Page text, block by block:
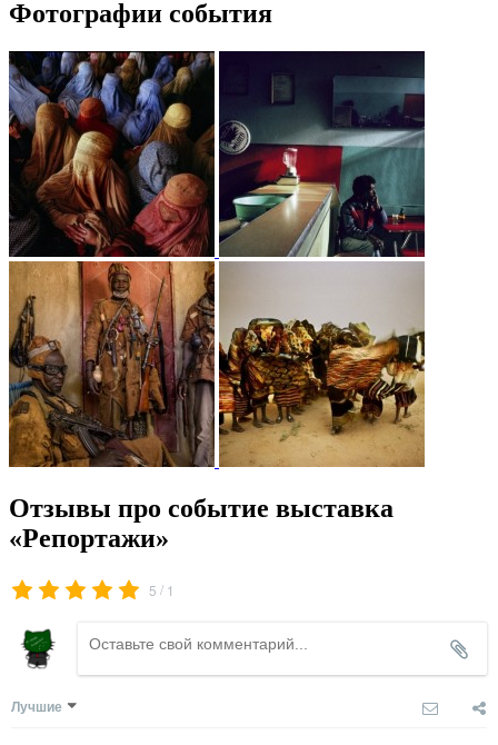
Фотографии события
Отзывы про событие выставка
«Репортажи»
5 / 1
Лучшие